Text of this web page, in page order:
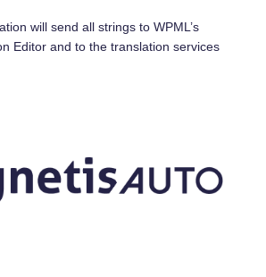
will send all strings to WPML’s
Editor and to the translation services